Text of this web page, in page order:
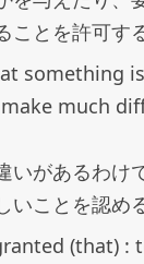
ことを許可す
something
much
いがあるわけ
いことを認め
(that) :